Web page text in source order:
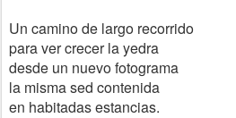
Un camino de largo recorrido
para ver crecer la yedra
desde un nuevo fotograma
la misma sed contenida
en habitadas estancias.